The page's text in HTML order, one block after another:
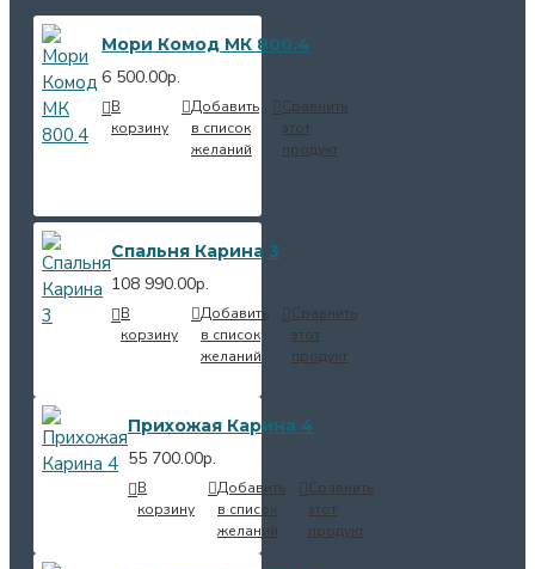
Мори Комод МК 800.4
6 500.00р.
В
корзину
Добавить
в список
желаний
Сравнить
этот
продукт
Спальня Карина 3
108 990.00р.
В
корзину
Добавить
в список
желаний
Сравнить
этот
продукт
Прихожая Карина 4
55 700.00р.
В
корзину
Добавить
в список
желаний
Сравнить
этот
продукт